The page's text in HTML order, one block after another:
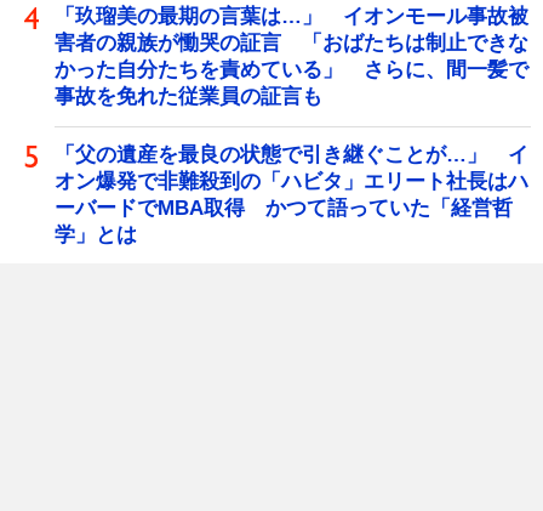
「玖瑠美の最期の言葉は…」 イオンモール事故被
害者の親族が慟哭の証言 「おばたちは制止できな
かった自分たちを責めている」 さらに、間一髪で
事故を免れた従業員の証言も
「父の遺産を最良の状態で引き継ぐことが…」 イ
オン爆発で非難殺到の「ハビタ」エリート社長はハ
ーバードでMBA取得 かつて語っていた「経営哲
学」とは